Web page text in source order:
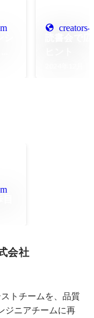
creators-
会社
トチームを、品質
ジニアチームに再